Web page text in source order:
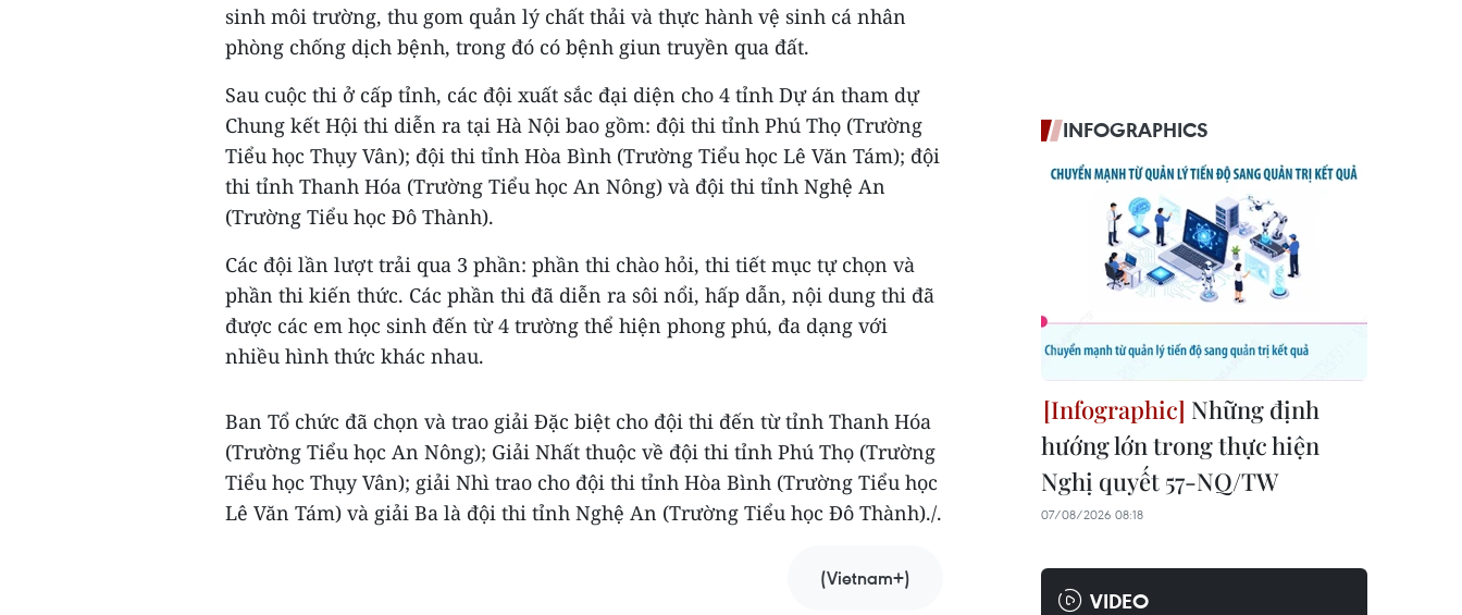
sinh môi trường, thu gom quản lý chất thải và thực hành vệ sinh cá nhân
phòng chống dịch bệnh, trong đó có bệnh giun truyền qua đất.
Sau cuộc thi ở cấp tỉnh, các đội xuất sắc đại diện cho 4 tỉnh Dự án tham dự
Chung kết Hội thi diễn ra tại Hà Nội bao gồm: đội thi tỉnh Phú Thọ (Trường
Tiểu học Thụy Vân); đội thi tỉnh Hòa Bình (Trường Tiểu học Lê Văn Tám); đội
thi tỉnh Thanh Hóa (Trường Tiểu học An Nông) và đội thi tỉnh Nghệ An
(Trường Tiểu học Đô Thành).
Các đội lần lượt trải qua 3 phần: phần thi chào hỏi, thi tiết mục tự chọn và
phần thi kiến thức. Các phần thi đã diễn ra sôi nổi, hấp dẫn, nội dung thi đã
được các em học sinh đến từ 4 trường thể hiện phong phú, đa dạng với
nhiều hình thức khác nhau.
Ban Tổ chức đã chọn và trao giải Đặc biệt cho đội thi đến từ tỉnh Thanh Hóa
(Trường Tiểu học An Nông); Giải Nhất thuộc về đội thi tỉnh Phú Thọ (Trường
Tiểu học Thụy Vân); giải Nhì trao cho đội thi tỉnh Hòa Bình (Trường Tiểu học
Lê Văn Tám) và giải Ba là đội thi tỉnh Nghệ An (Trường Tiểu học Đô Thành)./.
(Vietnam+)
INFOGRAPHICS
Những định
hướng lớn trong thực hiện
Nghị quyết 57-NQ/TW
07/08/2026 08:18
VIDEO